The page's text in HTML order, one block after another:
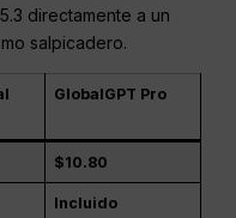
directamente a un
salpicadero.
GlobalGPT Pro
$10.80
Incluido